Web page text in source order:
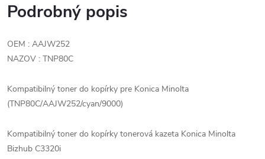
Podrobný popis
OEM : AAJW252
NAZOV : TNP80C
Kompatibilný toner do kopírky pre Konica Minolta
(TNP80C/AAJW252/cyan/9000)
Kompatibilný toner do kopírky tonerová kazeta Konica Minolta
Bizhub C3320i